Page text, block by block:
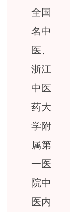
全国
名中
医、
浙江
中医
药大
学附
属第
一医
院中
医内